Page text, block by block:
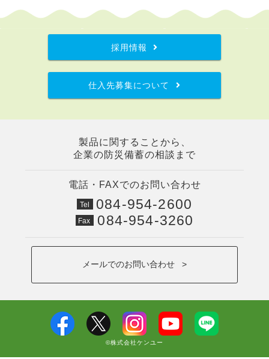
採用情報
仕入先募集について
製品に関することから、
企業の防災備蓄の相談まで
電話・FAXでのお問い合わせ
Tel 084-954-2600
Fax 084-954-3260
メールでのお問い合わせ >
©株式会社ケンユー